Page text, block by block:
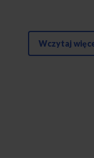
Wczytaj